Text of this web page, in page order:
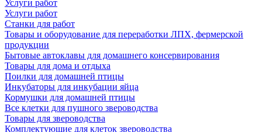
Услуги работ
Услуги работ
Станки для работ
Товары и оборудование для переработки ЛПХ, фермерской
продукции
Бытовые автоклавы для домашнего консервирования
Товары для дома и отдыха
Поилки для домашней птицы
Инкубаторы для инкубации яйца
Кормушки для домашней птицы
Все клетки для пушного звероводства
Товары для звероводства
Комплектующие для клеток звероводства